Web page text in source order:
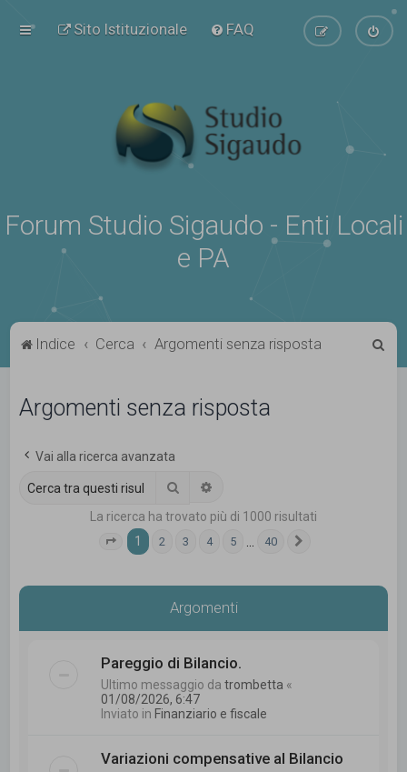
Sito Istituzionale FAQ
Forum Studio Sigaudo - Enti Locali
e PA
Indice Cerca Argomenti senza risposta
Argomenti senza risposta
Vai alla ricerca avanzata
Cerca
La ricerca ha trovato più di 1000 risultati
Pagina 1di 40
1 2 3 4 5 40
Argomenti
Pareggio di Bilancio.
Ultimo messaggio datrombetta «
01/08/2026, 6:47
Inviato in Finanziario e fiscale
Variazioni compensative al Bilancio